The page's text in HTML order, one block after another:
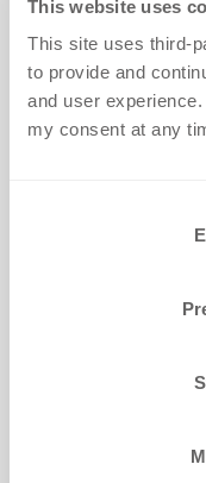
This website uses
This site uses third-
to provide and
and user
my consent at any
Moose
lungimirante
pac, puoi farlo
👉 Che tu
brand, di
lo
👉 Che tu